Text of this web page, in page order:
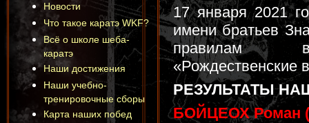
17 января 2021
имени братьев
правилам
«Рождественские
РЕЗУЛЬТАТЫ
БОЙЦЕОХ Роман
Новости
Что такое каратэ WKF?
Всё о школе шеба-
каратэ
Наши достижения
Наши учебно-
тренировочные сборы
Карта наших побед